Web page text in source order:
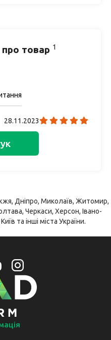
про товар 1
28.11.2023
Дніпро, Миколаїв, Житомир,
Черкаси, Херсон, Івано-
та інші міста України.